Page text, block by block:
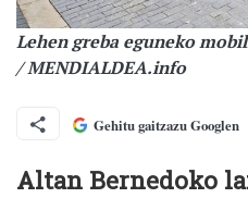
Lehen greba eguneko
/ MENDIALDEA.info
Gehitu gaitzazu Googlen
Altan Bernedoko